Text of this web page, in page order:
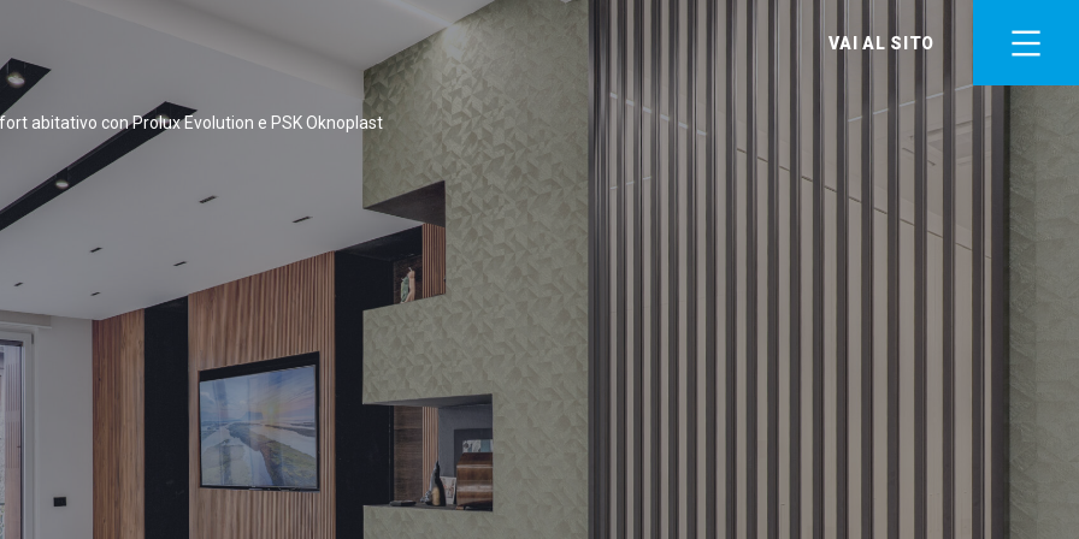
VAI AL SITO
abitativo con Prolux Evolution e PSK Oknoplast